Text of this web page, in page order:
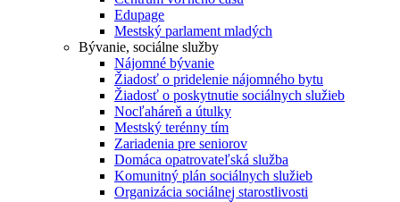
Edupage
Mestský parlament mladých
Bývanie, sociálne služby
Nájomné bývanie
Žiadosť o pridelenie nájomného bytu
Žiadosť o poskytnutie sociálnych služieb
Nocľaháreň a útulky
Mestský terénny tím
Zariadenia pre seniorov
Domáca opatrovateľská služba
Komunitný plán sociálnych služieb
Organizácia sociálnej starostlivosti